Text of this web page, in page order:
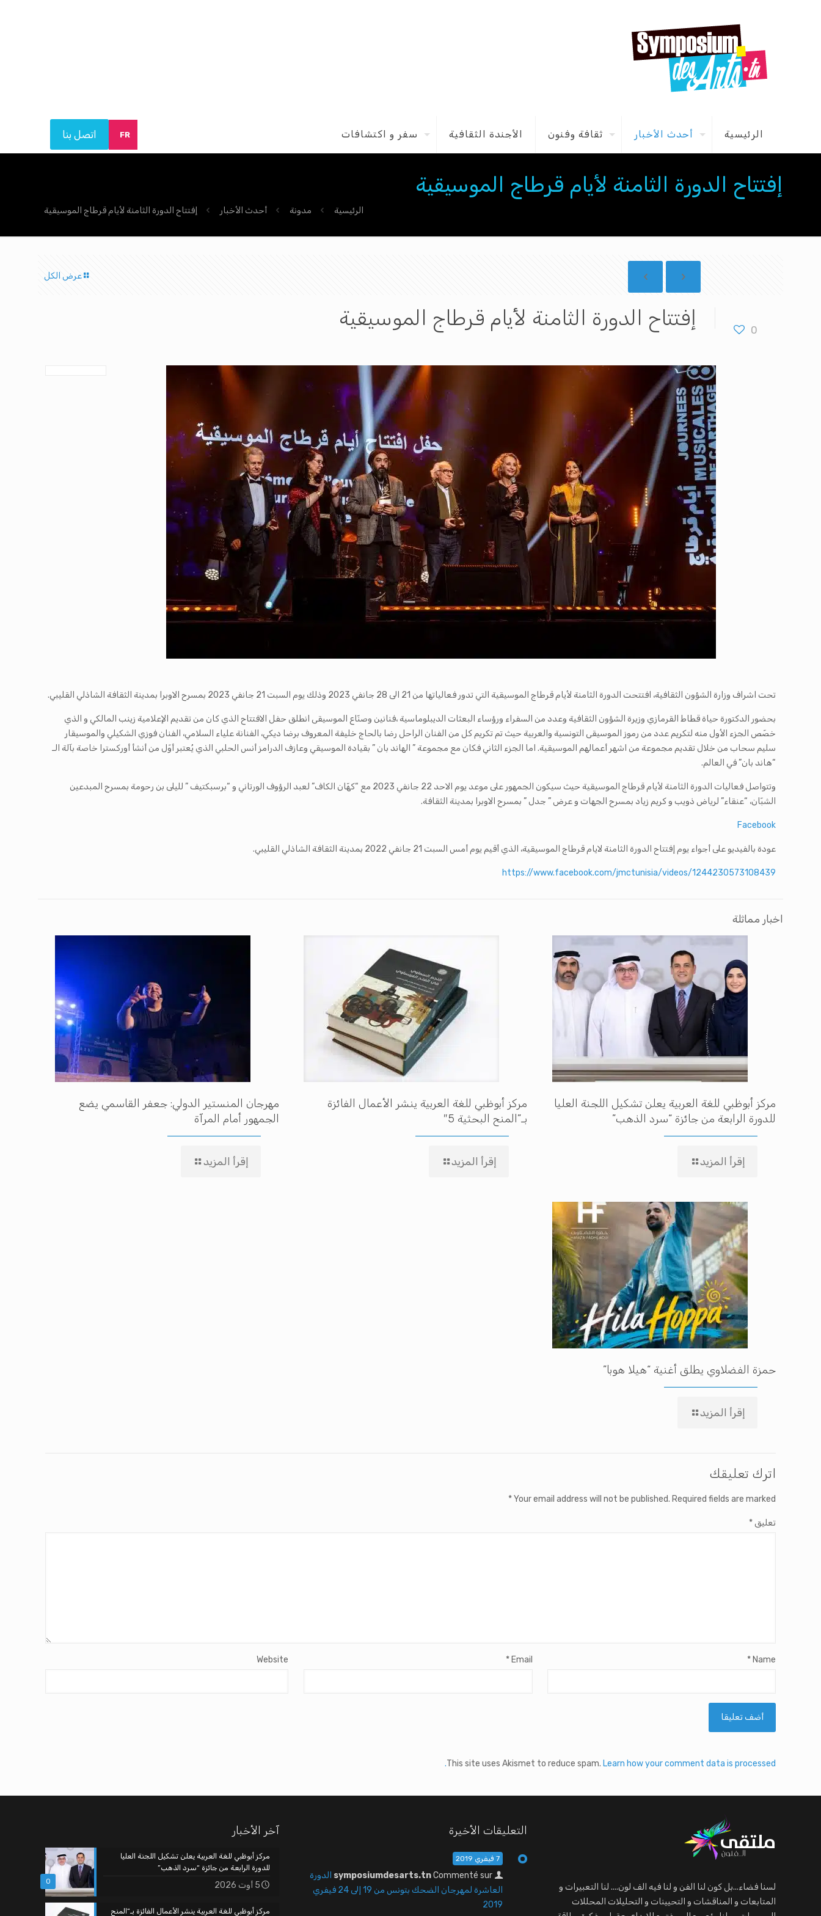
الرئيسية أحدث الأخبار ثقافة وفنون الأجندة الثقافية سفر و اكتشافات FR اتصل بنا
إفتتاح الدورة الثامنة لأيام قرطاج الموسيقية
الرئيسية مدونة أحدث الأخبار إفتتاح الدورة الثامنة لأيام قرطاج الموسيقية
عرض الكل
0 إفتتاح الدورة الثامنة لأيام قرطاج الموسيقية
تحت اشراف وزارة الشؤون الثقافية، افتتحت الدورة الثامنة لأيام قرطاج الموسيقية التي تدور فعالياتها من 21 الى 28 جانفي 2023 وذلك يوم السبت 21 جانفي 2023 بمسرح الاوبرا بمدينة الثقافة الشاذلي القليبي.
بحضور الدكتورة حياة قطاط القرمازي وزيرة الشؤون الثقافية وعدد من السفراء ورؤساء البعثات الديبلوماسية ،فنانين وصنّاع الموسيقى انطلق حفل الافتتاح الذي كان من تقديم الإعلامية زينب المالكي و الذي
خصّص الجزء الأول منه لتكريم عدد من رموز الموسيقى التونسية والعربية حيث تم تكريم كل من الفنان الراحل رضا بالحاج خليفة المعروف برضا ديكي، الفنانة علياء السلامي، الفنان فوزي الشكيلي والموسيقار
سليم سحاب من خلال تقديم مجموعة من اشهر أعمالهم الموسيقية. اما الجزء الثاني فكان مع مجموعة ” الهاند بان ” بقيادة الموسيقي وعازف الدرامز أنس الحلبي الذي يُعتبر أوّل من أنشأ أوركسترا خاصة بآلة الـ
“هاند بان” في العالم.
وتتواصل فعاليات الدورة الثامنة لأيام قرطاج الموسيقية حيث سيكون الجمهور على موعد يوم الاحد 22 جانفي 2023 مع “كهّان الكاف” لعبد الرؤوف الورتاني و “برسبكتيف ” لليلى بن رحومة بمسرح المبدعين
الشبّان، “عنقاء” لرياض ذويب و كريم زياد بمسرح الجهات و عرض ” جدل ” بمسرح الاوبرا بمدينة الثقافة.
Facebook
عودة بالفيديو على أجواء يوم إفتتاح الدورة الثامنة لايام قرطاج الموسيقية، الذي أقيم يوم أمس السبت 21 جانفي 2022 بمدينة الثقافة الشاذلي القليبي.
https://www.facebook.com/jmctunisia/videos/1244230573108439
اخبار مماثلة
مركز أبوظبي للغة العربية يعلن تشكيل اللجنة العليا
للدورة الرابعة من جائزة “سرد الذهب”
إقرأ المزيد
مركز أبوظبي للغة العربية ينشر الأعمال الفائزة
بـ”المنح البحثية 5″
إقرأ المزيد
مهرجان المنستير الدولي: جعفر القاسمي يضع
الجمهور أمام المرآة
إقرأ المزيد
حمزة الفضلاوي يطلق أغنية “هيلا هوبا”
إقرأ المزيد
اترك تعليقك
Your email address will not be published. Required fields are marked
*
تعليق *
Name
*
Email
*
Website
This site uses Akismet to reduce spam. Learn how your comment data is processed.
لسنا فضاء...بل كون لنا الفن و لنا فيه الف لون.... لنا التعبيرات و
المتابعات و المناقشات و التحيينات و التحليلات المحللات
التعليقات الأخيرة
7 فيفري 2019
symposiumdesarts.tnCommenté sur
الدورة
العاشرة لمهرجان الضحك بتونس من 19 إلى 24 فيفري
2019
آخر الأخبار
0
مركز أبوظبي للغة العربية يعلن تشكيل اللجنة العليا
للدورة الرابعة من جائزة “سرد الذهب”
5 أوت 2026
مركز أبوظبي للغة العربية ينشر الأعمال الفائزة بـ”المنح